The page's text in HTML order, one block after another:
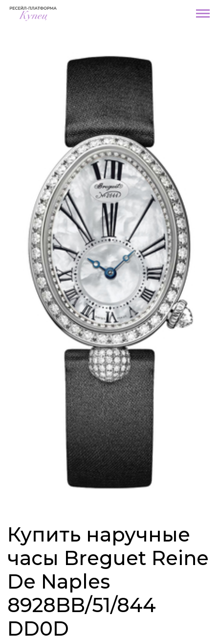
Купить наручные
часы Breguet Reine
De Naples
8928BB/51/844
DD0D